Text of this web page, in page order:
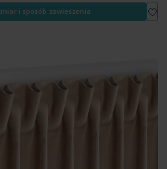
i sposób zawieszenia